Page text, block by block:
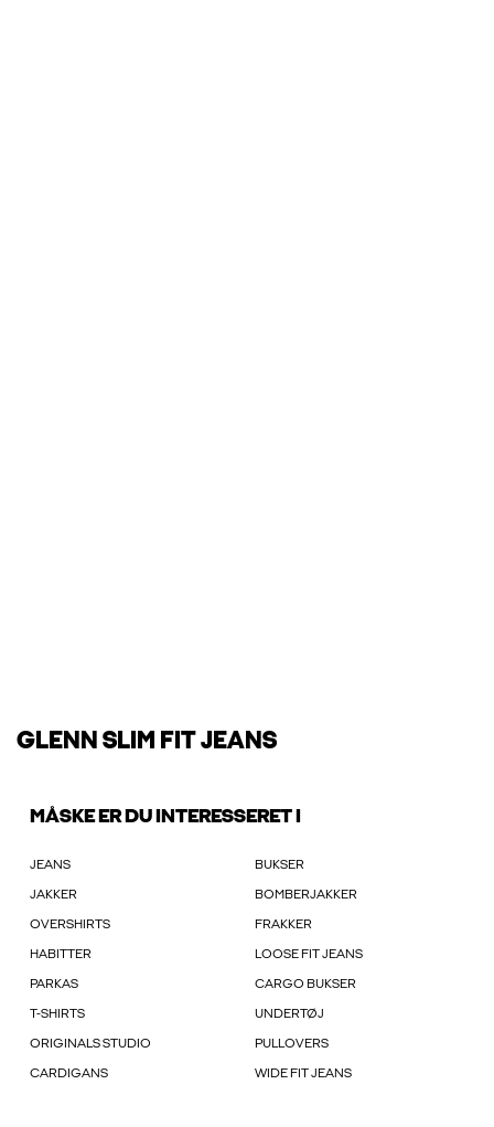
GLENN SLIM FIT JEANS
MÅSKE ER DU INTERESSERET I
JEANS BUKSER
JAKKER BOMBERJAKKER
OVERSHIRTS FRAKKER
HABITTER LOOSE FIT JEANS
PARKAS CARGO BUKSER
T-SHIRTS UNDERTØJ
ORIGINALS STUDIO PULLOVERS
CARDIGANS WIDE FIT JEANS